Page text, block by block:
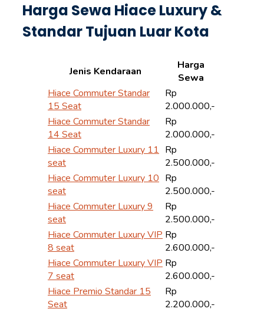
Harga Sewa Hiace Luxury &
Standar Tujuan Luar Kota
Jenis Kendaraan
Harga
Sewa
Hiace Commuter Standar
15 Seat
Rp
2.000.000,-
Hiace Commuter Standar
14 Seat
Rp
2.000.000,-
Hiace Commuter Luxury 11
seat
Rp
2.500.000,-
Hiace Commuter Luxury 10
seat
Rp
2.500.000,-
Hiace Commuter Luxury 9
seat
Rp
2.500.000,-
Hiace Commuter Luxury VIP
8 seat
Rp
2.600.000,-
Hiace Commuter Luxury VIP
7 seat
Rp
2.600.000,-
Hiace Premio Standar 15
Seat
Rp
2.200.000,-